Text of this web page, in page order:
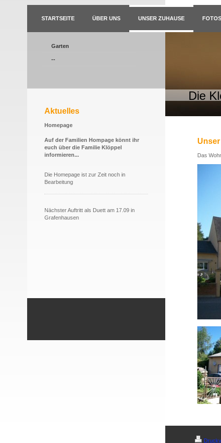
STARTSEITE ÜBER UNS UNSER ZUHAUSE FOTOS
Garten
--
Aktuelles
Homepage
Auf der Familien Hompage könnt ihr
euch über die Familie Klöppel
informieren...
Die Homepage ist zur Zeit noch in
Bearbeitung
Nächster Auftritt als Duett am 17.09 in
Grafenhausen
Die
Das